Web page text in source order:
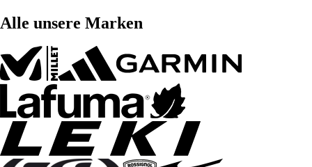
Alle unsere Marken